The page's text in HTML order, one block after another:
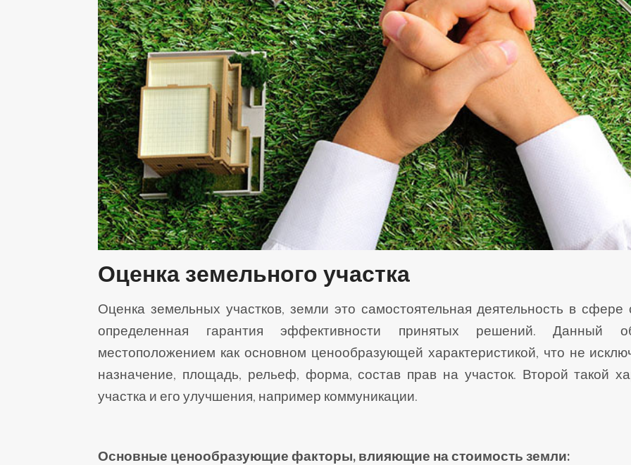
Оценка земельного участка
Оценка земельных участков, земли это самостоятельная деятельность в
определенная гарантия эффективности принятых решений. Данный
местоположением как основном ценообразующей характеристикой, что не
назначение, площадь, рельеф, форма, состав прав на участок. Второй такой
участка и его улучшения, например коммуникации.
Основные ценообразующие факторы, влияющие на стоимость земли: